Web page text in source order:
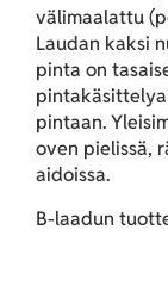
välimaalattu
Laudan kaksi
pinta on
pintaan.
oven pielissä,
aidoissa.
B-laadun